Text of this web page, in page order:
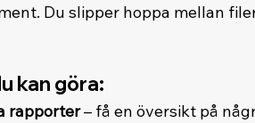
Du slipper hoppa mellan
kan göra:
rapporter – få en översikt på